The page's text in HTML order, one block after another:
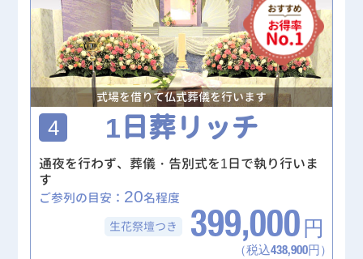
式場を借りて仏式葬儀を行います
4 1日葬リッチ
通夜を行わず、葬儀・告別式を1日で執り行いま
す
ご参列の目安： 20名程度
生花祭壇つき 399,000 円
（税込438,900円）